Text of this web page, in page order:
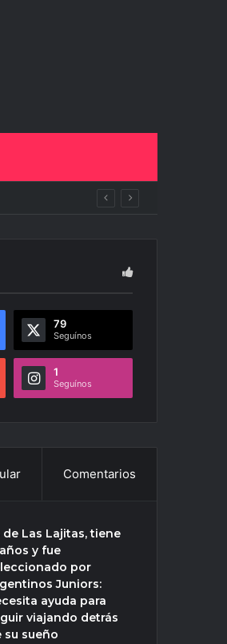
79
Seguínos
1
Seguínos
Comentarios
de Las Lajitas, tiene
años y fue
por
Juniors:
ayuda para
viajando detrás
su sueño